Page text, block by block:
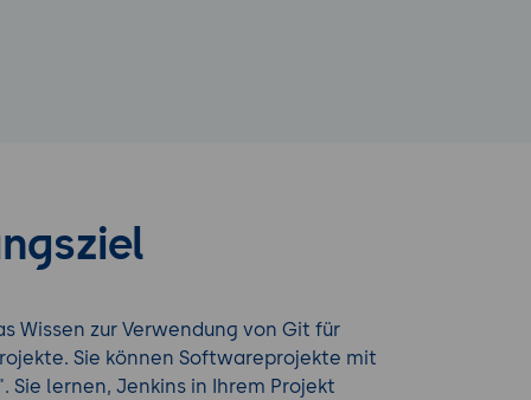
Wissen zur Verwendung von Git für
Sie können Softwareprojekte mit
Sie lernen, Jenkins in Ihrem Projekt